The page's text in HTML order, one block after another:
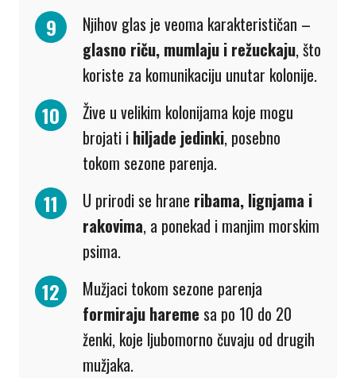
Njihov glas je veoma karakterističan –
glasno riču, mumlaju i režuckaju, što
koriste za komunikaciju unutar kolonije.
Žive u velikim kolonijama koje mogu
brojati i hiljade jedinki, posebno
tokom sezone parenja.
U prirodi se hrane ribama, lignjama i
rakovima, a ponekad i manjim morskim
psima.
Mužjaci tokom sezone parenja
formiraju hareme sa po 10 do 20
ženki, koje ljubomorno čuvaju od drugih
mužjaka.